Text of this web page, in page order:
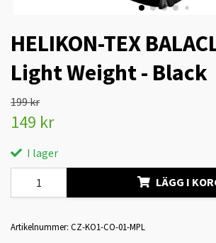
HELIKON-TEX
Light Weight - Black
199 kr
149 kr
I lager
LÄGG I
Artikelnummer: CZ-KO1-CO-01-MPL